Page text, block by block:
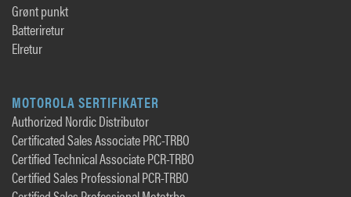
Grønt punkt
Batteriretur
Elretur
MOTOROLA SERTIFIKATER
Authorized Nordic Distributor
Certificated Sales Associate PRC-TRBO
Certified Technical Associate PCR-TRBO
Certified Sales Professional PCR-TRBO